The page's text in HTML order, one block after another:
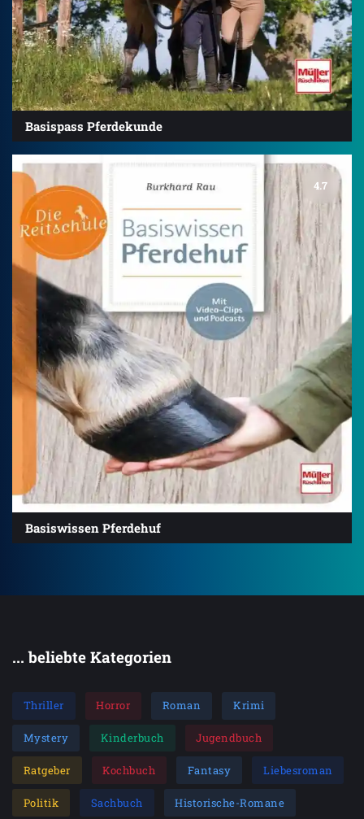
Basispass Pferdekunde
4.7
Basiswissen Pferdehuf
... beliebte Kategorien
Thriller Horror Roman Krimi
Mystery Kinderbuch Jugendbuch
Ratgeber Kochbuch Fantasy Liebesroman
Politik Sachbuch Historische-Romane